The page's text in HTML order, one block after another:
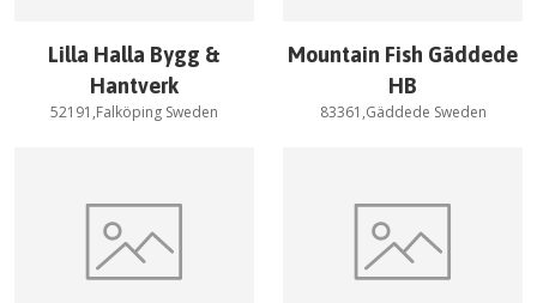
Lilla Halla Bygg &
Hantverk
52191,Falköping Sweden
Mountain Fish Gäddede
HB
83361,Gäddede Sweden